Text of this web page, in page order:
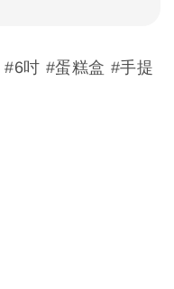
吋 #蛋糕盒 #手提